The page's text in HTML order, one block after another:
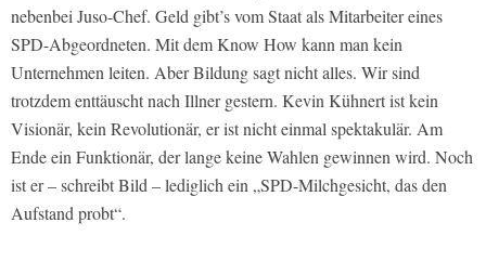
nebenbei Juso-Chef. Geld gibt’s vom Staat als Mitarbeiter eines
SPD-Abgeordneten. Mit dem Know How kann man kein
Unternehmen leiten. Aber Bildung sagt nicht alles. Wir sind
trotzdem enttäuscht nach Illner gestern. Kevin Kühnert ist kein
Visionär, kein Revolutionär, er ist nicht einmal spektakulär. Am
Ende ein Funktionär, der lange keine Wahlen gewinnen wird. Noch
ist er – schreibt Bild – lediglich ein „SPD-Milchgesicht, das den
Aufstand probt“.